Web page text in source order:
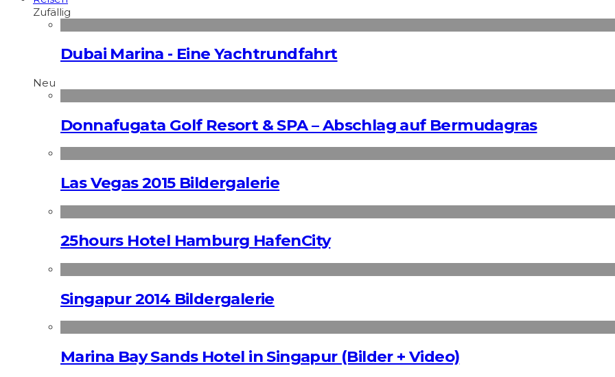
Zufällig
Dubai Marina - Eine Yachtrundfahrt
Neu
Donnafugata Golf Resort & SPA – Abschlag auf Bermudagras
Las Vegas 2015 Bildergalerie
25hours Hotel Hamburg HafenCity
Singapur 2014 Bildergalerie
Marina Bay Sands Hotel in Singapur (Bilder + Video)